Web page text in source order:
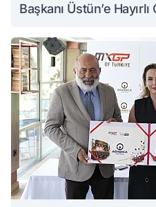
Başkanı Üstün’e